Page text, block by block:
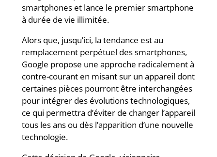
smartphones et lance le premier smartphone
à durée de vie illimitée.
Alors que, jusqu’ici, la tendance est au
remplacement perpétuel des smartphones,
Google propose une approche radicalement à
contre-courant en misant sur un appareil dont
certaines pièces pourront être interchangées
pour intégrer des évolutions technologiques,
ce qui permettra d’éviter de changer l’appareil
tous les ans ou dès l’apparition d’une nouvelle
technologie.